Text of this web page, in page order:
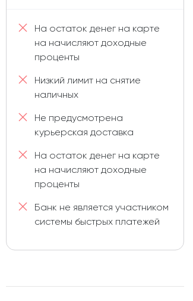
На остаток денег на карте
на начисляют доходные
проценты
Низкий лимит на снятие
наличных
Не предусмотрена
курьерская доставка
На остаток денег на карте
на начисляют доходные
проценты
Банк не является участником
системы быстрых платежей